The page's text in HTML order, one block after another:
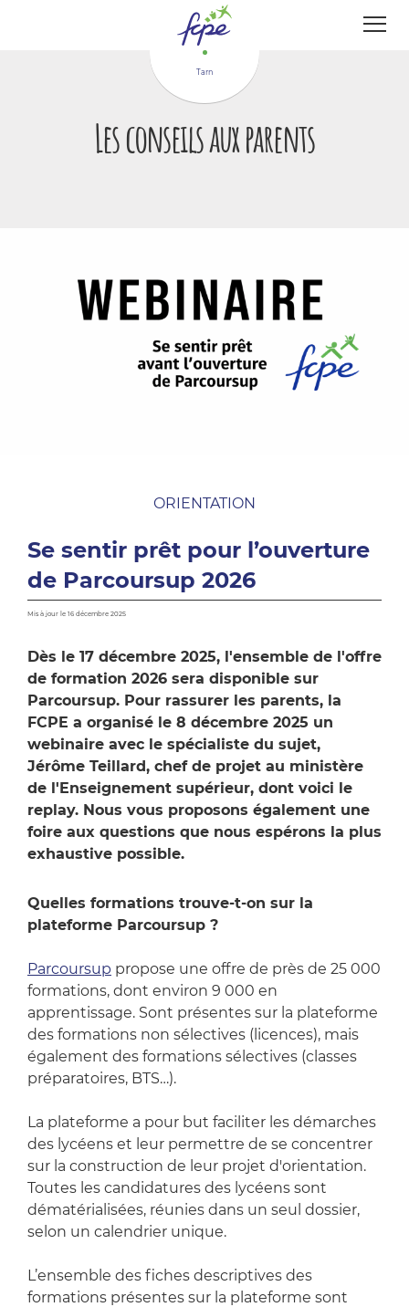
Tarn
Les conseils aux parents
ORIENTATION
Se sentir prêt pour l’ouverture
de Parcoursup 2026
Mis à jour le 16 décembre 2025
Dès le 17 décembre 2025, l'ensemble de l'offre
de formation 2026 sera disponible sur
Parcoursup. Pour rassurer les parents, la
FCPE a organisé le 8 décembre 2025 un
webinaire avec le spécialiste du sujet,
Jérôme Teillard, chef de projet au ministère
de l'Enseignement supérieur, dont voici le
replay. Nous vous proposons également une
foire aux questions que nous espérons la plus
exhaustive possible.
Quelles formations trouve-t-on sur la
plateforme Parcoursup ?
Parcoursup propose une offre de près de 25 000
formations, dont environ 9 000 en
apprentissage. Sont présentes sur la plateforme
des formations non sélectives (licences), mais
également des formations sélectives (classes
préparatoires, BTS…).
La plateforme a pour but faciliter les démarches
des lycéens et leur permettre de se concentrer
sur la construction de leur projet d'orientation.
Toutes les candidatures des lycéens sont
dématérialisées, réunies dans un seul dossier,
selon un calendrier unique.
L’ensemble des fiches descriptives des
formations présentes sur la plateforme sont
Panneau de gestion des cookies